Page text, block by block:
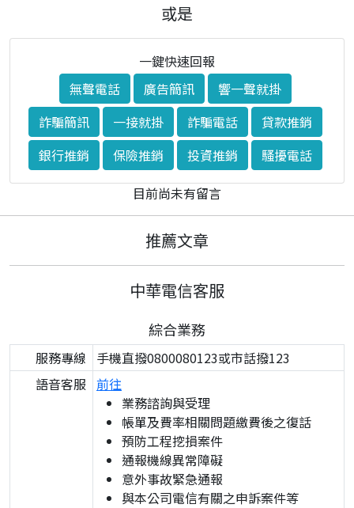
或是
一鍵快速回報
無聲電話
廣告簡訊
響一聲就掛
詐騙簡訊
一接就掛 詐騙電話
貸款推銷
銀行推銷
保險推銷 投資推銷
騷擾電話
目前尚未有留言
推薦文章
中華電信客服
綜合業務
服務專線
手機直撥0800080123或市話撥123
語音客服 前往
業務諮詢與受理
帳單及費率相關問題繳費後之復話
預防工程挖損案件
通報機線異常障礙
意外事故緊急通報
與本公司電信有關之申訴案件等